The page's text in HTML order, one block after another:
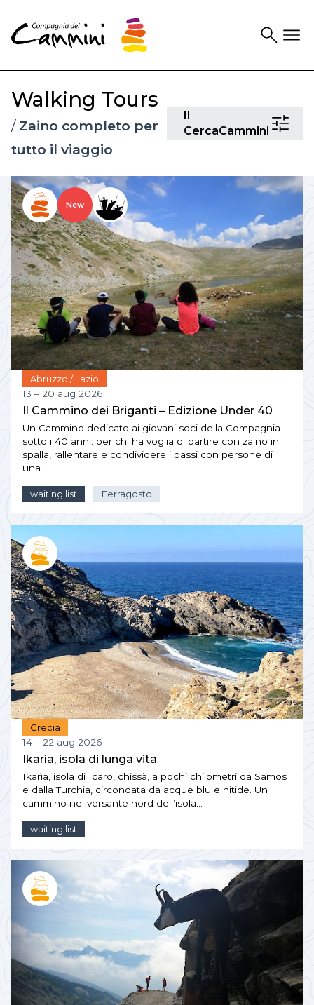
SearchDrawer
Walking Tours
/ Zaino completo per
tutto il viaggio
Il
CercaCammini
Il
New
Abruzzo / Lazio
13 – 20 aug 2026
Il Cammino dei Briganti – Edizione Under 40
Un Cammino dedicato ai giovani soci della Compagnia
sotto i 40 anni: per chi ha voglia di partire con zaino in
spalla, rallentare e condividere i passi con persone di
una…
waiting list Ferragosto
Grecia
14 – 22 aug 2026
Ikarìa, isola di lunga vita
Ikarìa, isola di Icaro, chissà, a pochi chilometri da Samos
e dalla Turchia, circondata da acque blu e nitide. Un
cammino nel versante nord dell’isola…
waiting list